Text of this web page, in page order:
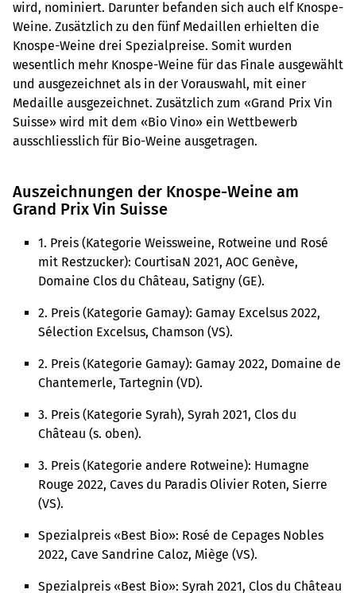
wird, nominiert. Darunter befanden sich auch elf Knospe-
Weine. Zusätzlich zu den fünf Medaillen erhielten die
Knospe-Weine drei Spezialpreise. Somit wurden
wesentlich mehr Knospe-Weine für das Finale ausgewählt
und ausgezeichnet als in der Vorauswahl, mit einer
Medaille ausgezeichnet. Zusätzlich zum «Grand Prix Vin
Suisse» wird mit dem «Bio Vino» ein Wettbewerb
ausschliesslich für Bio-Weine ausgetragen.
Auszeichnungen der Knospe-Weine am
Grand Prix Vin Suisse
1. Preis (Kategorie Weissweine, Rotweine und Rosé
mit Restzucker): CourtisaN 2021, AOC Genève,
Domaine Clos du Château, Satigny (GE).
2. Preis (Kategorie Gamay): Gamay Excelsus 2022,
Sélection Excelsus, Chamson (VS).
2. Preis (Kategorie Gamay): Gamay 2022, Domaine de
Chantemerle, Tartegnin (VD).
3. Preis (Kategorie Syrah), Syrah 2021, Clos du
Château (s. oben).
3. Preis (Kategorie andere Rotweine): Humagne
Rouge 2022, Caves du Paradis Olivier Roten, Sierre
(VS).
Spezialpreis «Best Bio»: Rosé de Cepages Nobles
2022, Cave Sandrine Caloz, Miège (VS).
Spezialpreis «Best Bio»: Syrah 2021, Clos du Château